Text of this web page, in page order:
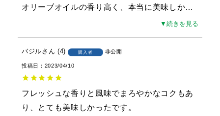
オリーブオイルの香り高く、本当に美味しか
▼続きを見る
バジル 4 購入者 非公開
投稿日 2023/04/10
フレッシュな香りと風味でまろやかなコクもあ
り、とても美味しかったです。